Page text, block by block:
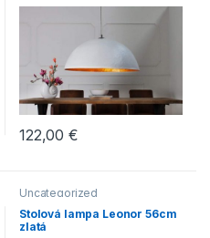
122,00€
Uncategorized
Stolová lampa Leonor 56cm
zlatá